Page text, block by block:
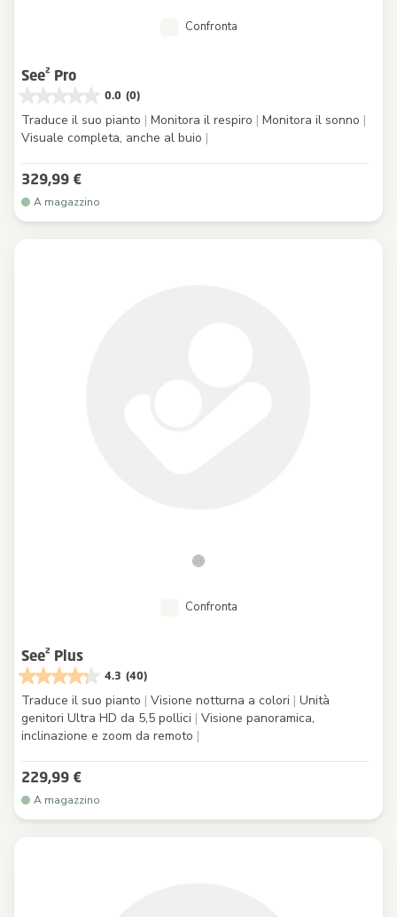
Confronta
See² Pro
0.0 (0)
Traduce il suo pianto | Monitora il respiro | Monitora il sonno |
Visuale completa, anche al buio |
329,99 €
A magazzino
Confronta
See² Plus
4.3 (40)
Traduce il suo pianto | Visione notturna a colori | Unità
genitori Ultra HD da 5,5 pollici | Visione panoramica,
inclinazione e zoom da remoto |
229,99 €
A magazzino